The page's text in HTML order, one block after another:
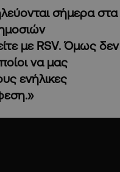
σήμερα στα
με RSV. Όμως δεν
να μας
ενήλικες